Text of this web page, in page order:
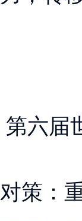
第六届
对策：